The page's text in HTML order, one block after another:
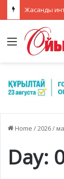
Menu
Home /2026/
Day: